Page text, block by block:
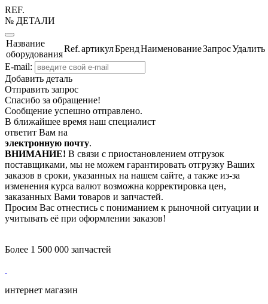
REF.
№ ДЕТАЛИ
Название
оборудования
Ref.артикулБрендНаименованиеЗапросУдалить
E-mail:
Добавить деталь
Отправить запрос
Спасибо за обращение!
Сообщение успешно отправлено.
В ближайшее время наш специалист
ответит Вам на
электронную почту.
ВНИМАНИЕ! В связи с приостановлением отгрузок
поставщиками, мы не можем гарантировать отгрузку Ваших
заказов в сроки, указанных на нашем сайте, а также из-за
изменения курса валют возможна корректировка цен,
заказанных Вами товаров и запчастей.
Просим Вас отнестись с пониманием к рыночной ситуации и
учитывать её при оформлении заказов!
Более 1 500 000 запчастей
интернет магазин